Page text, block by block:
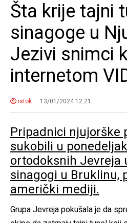
Šta krije tajni
sinagoge u
Jezivi snimci
internetom
istok 13/01/2024 12:21
Pripadnici njujorške
sukobili u
ortodoksnih Jevreja
sinagogi u Bruklinu,
američki mediji.
Grupa Jevreja pokušala je da